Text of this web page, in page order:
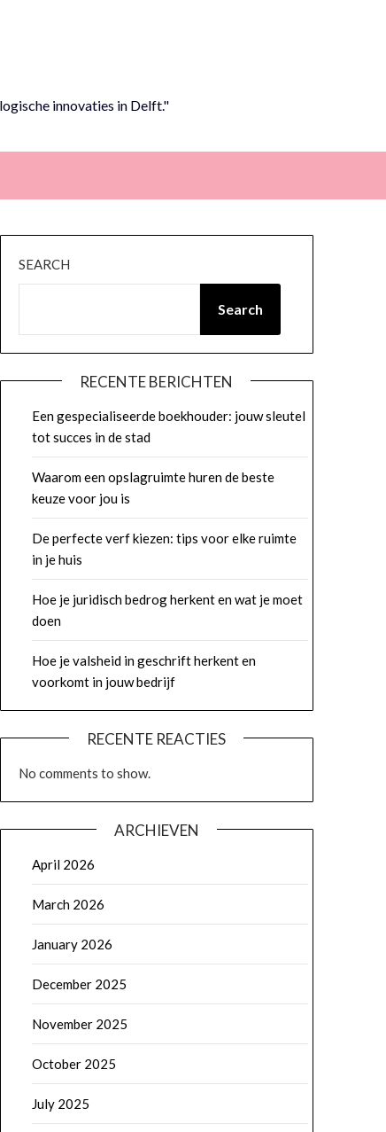
innovaties in Delft."
SEARCH
Search
RECENTE BERICHTEN
Een gespecialiseerde boekhouder: jouw sleutel
tot succes in de stad
Waarom een opslagruimte huren de beste
keuze voor jou is
De perfecte verf kiezen: tips voor elke ruimte
in je huis
Hoe je juridisch bedrog herkent en wat je moet
doen
Hoe je valsheid in geschrift herkent en
voorkomt in jouw bedrijf
RECENTE REACTIES
No comments to show.
ARCHIEVEN
April 2026
March 2026
January 2026
December 2025
November 2025
October 2025
July 2025